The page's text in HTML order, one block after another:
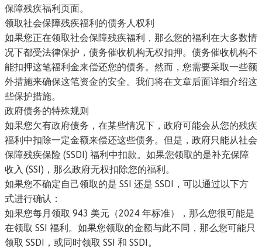
保障残疾福利页面。
领取社会保障残疾福利的债务人权利
如果您正在领取社会保障残疾福利，那么您的福利在大多数情
况下都受法律保护，债务催收机构无权扣押。债务催收机构不
能扣押这笔福利金来偿还您的债务。然而，您需要采取一些额
外措施来确保这笔资金的安全。我们将在文章后面详细介绍这
些保护措施。
政府债务的特殊规则
如果您欠有政府债务，在某些情况下，政府可能会从您的残疾
福利中扣除一定金额来偿还这些债务。但是，政府只能从社会
保障残疾保险 (SSDI) 福利中扣款。如果您领取的是补充保障
收入 (SSI)，那么政府无权扣除您的福利。
如果您不确定自己领取的是 SSI 还是 SSDI，可以通过以下方
式进行确认：
如果您每月领取 943 美元（2024 年标准），那么您很可能是
在领取 SSI 福利。如果您领取的金额与此不同，那么您可能只
领取 SSDI，或同时领取 SSI 和 SSDI。